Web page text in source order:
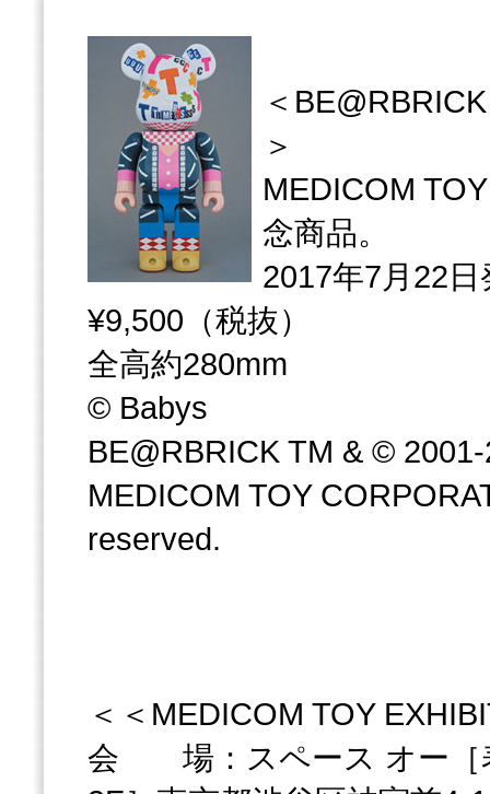
＜
＞
MEDICOM
念商品。
2017年7月22
¥9,500（税抜）
全高約280mm
© Babys
BE@RBRICK TM & ©
MEDICOM TOY
reserved.
＜＜MEDICOM TOY
会 場：スペース オー［